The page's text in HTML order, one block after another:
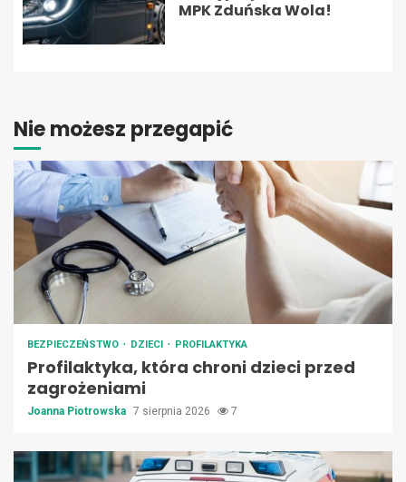
MPK Zduńska Wola!
Nie możesz przegapić
BEZPIECZEŃSTWO DZIECI PROFILAKTYKA
Profilaktyka, która chroni dzieci przed
zagrożeniami
Joanna Piotrowska 7 sierpnia 2026 7